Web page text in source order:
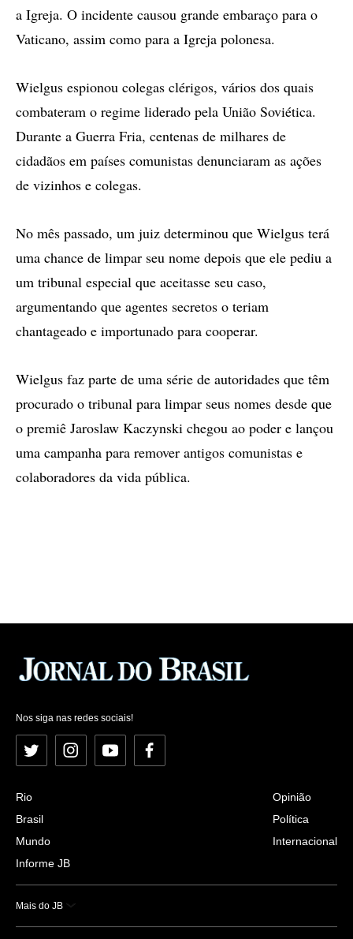
a Igreja. O incidente causou grande embaraço para o
Vaticano, assim como para a Igreja polonesa.
Wielgus espionou colegas clérigos, vários dos quais
combateram o regime liderado pela União Soviética.
Durante a Guerra Fria, centenas de milhares de
cidadãos em países comunistas denunciaram as ações
de vizinhos e colegas.
No mês passado, um juiz determinou que Wielgus terá
uma chance de limpar seu nome depois que ele pediu a
um tribunal especial que aceitasse seu caso,
argumentando que agentes secretos o teriam
chantageado e importunado para cooperar.
Wielgus faz parte de uma série de autoridades que têm
procurado o tribunal para limpar seus nomes desde que
o premiê Jaroslaw Kaczynski chegou ao poder e lançou
uma campanha para remover antigos comunistas e
colaboradores da vida pública.
Nos siga nas redes sociais!
Twitter InstagramYouTubeFacebook
Rio
Brasil
Mundo
Informe JB
Opinião
Política
Internacional
Mais do JB
Esportes